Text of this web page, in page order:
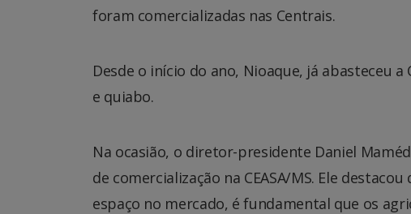
foram comercializadas nas Centrais.
Desde o início do ano, Nioaque, já abasteceu
e quiabo.
Na ocasião, o diretor-presidente Daniel
de comercialização na CEASA/MS. Ele
espaço no mercado, é fundamental que os